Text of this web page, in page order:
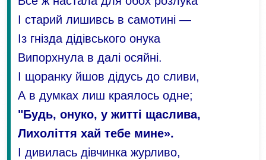
І старий лишивсь в самотині —
Із гнізда дідівського онука
Випорхнула в далі осяйні.
І щоранку йшов дідусь до сливи,
А в думках лиш краялось одне;
"Будь, онуко, у житті щаслива,
Лихоліття хай тебе мине».
І дивилась дівчинка журливо,